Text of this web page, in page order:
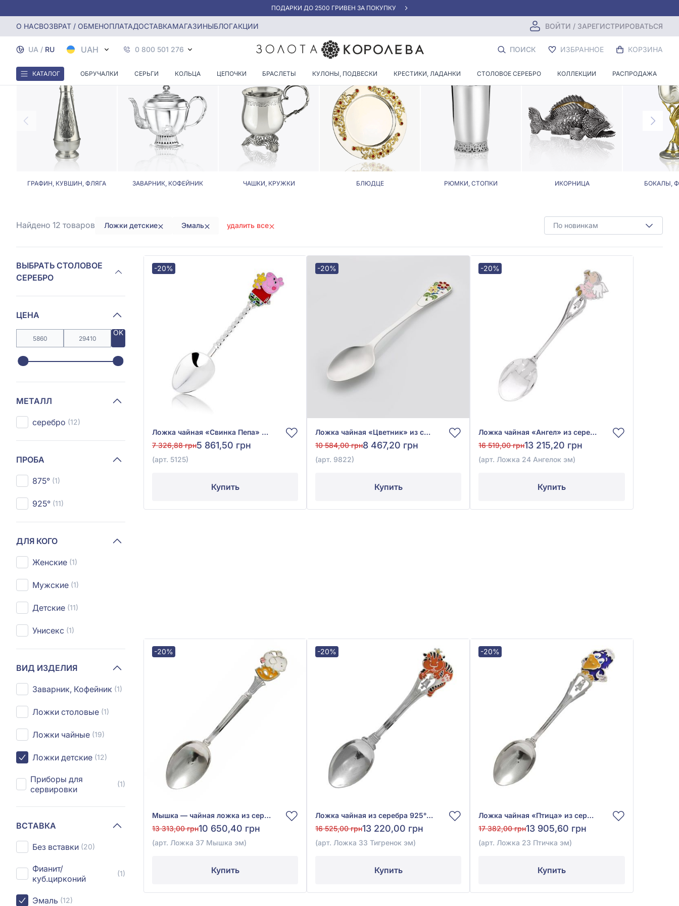
«ЛУЧШАЯ ЦЕНА» ОТ 5945 ГРН/ГРАММ
О НАСВОЗВРАТ / ОБМЕНОПЛАТАДОСТАВКАМАГАЗИНЫБЛОГАКЦИИ ВОЙТИ / ЗАРЕГИСТРИРОВАТЬСЯ
UA / RU UAH 0 800 501 276 ПОИСК ИЗБРАННОЕ КОРЗИНА
КАТАЛОГ ОБРУЧАЛКИ СЕРЬГИ КОЛЬЦА ЦЕПОЧКИ БРАСЛЕТЫ КУЛОНЫ, ПОДВЕСКИ КРЕСТИКИ, ЛАДАНКИ СТОЛОВОЕ СЕРЕБРО КОЛЛЕКЦИИ РАСПРОДАЖА
Главная Столовое серебро Ложки детские с эмалью
ЛОЖКИ ДЕТСКИЕ С ЭМАЛЬЮ
ГРАФИН, КУВШИН, ФЛЯГА ЗАВАРНИК, КОФЕЙНИК ЧАШКИ, КРУЖКИ БЛЮДЦЕ РЮМКИ, СТОПКИ ИКОРНИЦА БОКАЛЫ,
По новинкам
Найдено 12 товаров Ложки детские Эмаль удалить все
ВЫБРАТЬ СТОЛОВОЕ
СЕРЕБРО
ЦЕНА
OK
МЕТАЛЛ
серебро (12)
ПРОБА
875° (1)
925° (11)
ДЛЯ КОГО
Женские (1)
Мужские (1)
Детские (11)
Унисекс (1)
ВИД ИЗДЕЛИЯ
Заварник, Кофейник (1)
Ложки столовые (1)
Ложки чайные (19)
Ложки детские (12)
Приборы для
сервировки
(1)
ВСТАВКА
Без вставки (20)
Фианит/
куб.цирконий
(1)
Эмаль (12)
-20%
Ложка чайная «Свинка Пепа» из серебра 875° с зелёной, розовой, красной и жёлтой эмалью, арт. 5125
7 326,88 грн5 861,50 грн
(арт. 5125)
Купить
-20%
Ложка чайная «Цветник» из серебра 925° с зелёной, голубой и жёлтой эмалью, арт. 9822
10 584,00 грн8 467,20 грн
(арт. 9822)
Купить
-20%
Ложка чайная «Ангел» из серебра 925° с фианитом и розовой, жёлтой, оранжевой эмалью, арт. Ложка 24 Ангелок эм
16 519,00 грн13 215,20 грн
(арт. Ложка 24 Ангелок эм)
Купить
-20%
Мышка — чайная ложка из серебра 925° с розовой и жёлтой эмалью, арт. Ложка 37 Мышка эм
13 313,00 грн10 650,40 грн
(арт. Ложка 37 Мышка эм)
Купить
-20%
Ложка чайная из серебра 925° с розовой, оранжевой и чёрной эмалью, арт. Ложка 33 Тигренок эм
16 525,00 грн13 220,00 грн
(арт. Ложка 33 Тигренок эм)
Купить
-20%
Ложка чайная «Птица» из серебра 925° с эмалью, арт. Ложка 23 Птичка эм
17 382,00 грн13 905,60 грн
(арт. Ложка 23 Птичка эм)
Купить